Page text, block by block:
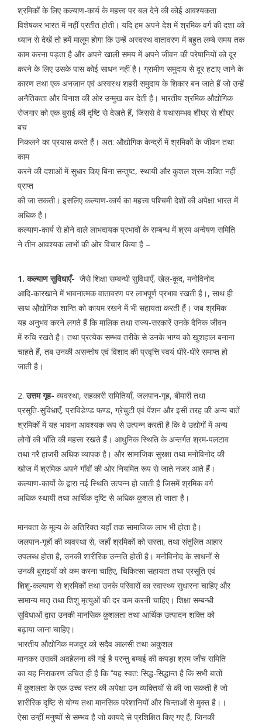
श्रमिकों के लिए कल्याण-कार्य के महत्त्व पर बल देने की कोई आवश्यकता
विशेषकर भारत में नहीं प्रतीत होती। यदि हम अपने देश में श्रमिक वर्ग की दशा को
ध्यान से देखें तो हमें मालूम होगा कि उन्हें अस्वस्थ वातावरण में बहुत लम्बे समय तक
काम करना पड़ता है और अपने खाली समय में अपने जीवन की परेषानियों को दूर
करने के लिए उसके पास कोई साधन नहीं है। ग्रामीण समुदाय से दूर हटाए जाने के
कारण तथा एक अनजान एवं अस्वस्थ शहरी समुदाय के शिकार बन जाते हैं जो उन्हें
अनैतिकता और विनाश की ओर उन्मुख कर देती है। भारतीय श्रमिक औद्योगिक
रोजगार को एक बुराई की दृष्टि से देखते हैं, जिससे वे यथासम्भव शीघ्र से शीघ्र
बच
निकलने का प्रयास करते हैं। अत: औद्योगिक केन्द्रों में श्रमिकों के जीवन तथा
काम
करने की दशाओं में सुधार किए बिना सन्तुष्ट, स्थायी और कुशल श्रम-शक्ति नहीं
प्राप्त
की जा सकती। इसलिए कल्याण-कार्य का महत्त्व पश्चिमी देशों की अपेक्षा भारत में
अधिक है।
कल्याण-कार्य से होने वाले लाभदायक प्रभावों के सम्बन्ध में श्रम अन्वेषण समिति
ने तीन आवश्यक लाभों की ओर विचार किया है –
1. कल्याण सुविधाएँ- जैसे शिक्षा सम्बन्धी सुविधाएँ, खेल-कूद, मनोविनोद
आदि-कारखाने में भावनात्मक वातावरण पर लाभपूर्ण प्रभाव रखती है।, साथ ही
साथ औ़द्योगिक शान्ति को कायम रखने में भी सहायता करती हैं। जब श्रमिक
यह अनुभव करने लगते हैं कि मालिक तथा राज्य-सरकारें उनके दैनिक जीवन
में रुचि रखते है। तथा प्रत्येक सम्भव तरीके से उनके भाग्य को खुशहाल बनाना
चाहते हैं, तब उनकी असन्तोष एवं विशाद की प्रवृत्ति स्वयं धीरे-धीरे समाप्त हो
जाती है।
2.उत्तम गृह- व्यवस्था, सहकारी समितियाँ, जलपान-गृह, बीमारी तथा
प्रसूति-सुविधाएँ, प्राविडेण्ड फण्ड, ग्रेचुटी एवं पेंशन और इसी तरह की अन्य बातें
श्रमिकों में यह भावना आवश्यक रूप से उत्पन्न करती है कि वे उद्योगों में अन्य
लोगों की भाँति की महत्त्व रखते हैं। आधुनिक स्थिति के अन्तर्गत श्रम-पलटाव
तथा गरै हाजरी अधिक व्यापक है। और सामाजिक सुरक्षा तथा मनोविनोद की
खोज में श्रमिक अपने गाँवों की ओर नियमित रूप से जाते नजर आते हैं।
कल्याण-कार्यो के द्वारा नई स्थिति उत्पन्न हो जाती है जिसमें श्रमिक वर्ग
अधिक स्थायी तथा आर्थिक दृष्टि से अधिक कुशल हो जाता है।
मानवता के मूल्य के अतिरिक्त यहाँ तक सामाजिक लाभ भी होता है।
जलपान-गृहों की व्यवस्था से, जहाँ श्रमिकों को सस्ता, तथा संतुलित आहार
उपलब्ध होता है, उनकी शारीरिक उन्नति होती है। मनोविनोद के साधनों से
उनकी बुराइयों को कम करना चाहिए, चिकित्सा सहायता तथा प्रसूति एवं
शिशु-कल्याण से श्रमिकों तथा उनके परिवारों का स्वास्थ्य सुधारना चाहिए और
सामान्य मातृ तथा शिशु मृत्युओं की दर कम करनी चाहिए। शिक्षा सम्बन्धी
सुविधाओं द्वारा उनकी मानसिक कुशलता तथा आर्थिक उत्पादन शक्ति को
बढ़ाया जाना चाहिए।
भारतीय औद्योगिक मजदूर को सदैव आलसी तथा अकुशल
मानकर उसकी अवहेलना की गई है परन्तु बम्बई की कपड़ा श्रम जाँच समिति
का यह निराकरण उचित ही है कि ‘‘यह स्वत: सिद्ध-सिद्धान्त है कि सभी बातों
में कुशलता के एक उच्च स्तर की अपेक्षा उन व्यक्तियों से की जा सकती है जो
शारीरिक दृष्टि से योग्य तथा मानसिक परेशानियों और चिन्ताओं से मुक्त है।।
ऐसा उन्हीं मनुष्यों से सम्भव है जो कायदे से प्रशिक्षित किए गए हैं, जिनकी